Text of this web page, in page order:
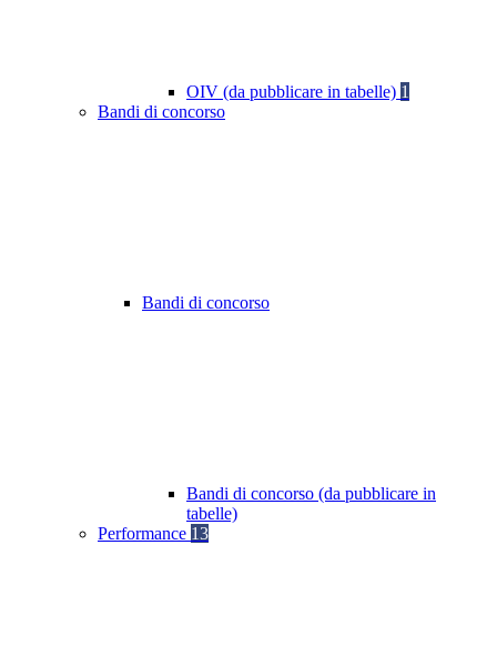
OIV (da pubblicare in tabelle) 1
Bandi di concorso
Bandi di concorso
Bandi di concorso (da pubblicare in
tabelle)
Performance 13